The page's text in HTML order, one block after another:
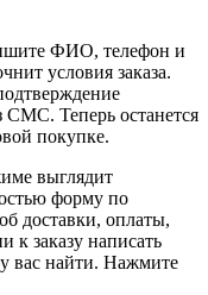
ФИО, телефон и
условия заказа.
СМС. Теперь останется
покупке.
выглядит
форму по
доставки, оплаты,
к заказу написать
вас найти. Нажмите